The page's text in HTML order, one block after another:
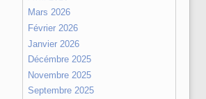
Mars 2026
Février 2026
Janvier 2026
Décémbre 2025
Novembre 2025
Septembre 2025